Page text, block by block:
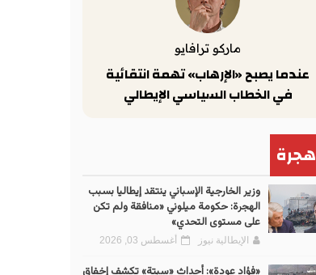
ماركو ترافايو
عندما يصبح «الإرهاب» تهمة انتقائية
في الخطاب السياسي الإيطالي
هجرة
وزير الخارجية الإسباني ينتقد إيطاليا بسبب
الهجرة: حكومة ميلوني «منافقة ولم تكن
على مستوى التحدي»
الإيطالية نيوز أغسطس 03, 2026
«فؤاد عودة»: أحداث «سبتة» تكشف إخفاق